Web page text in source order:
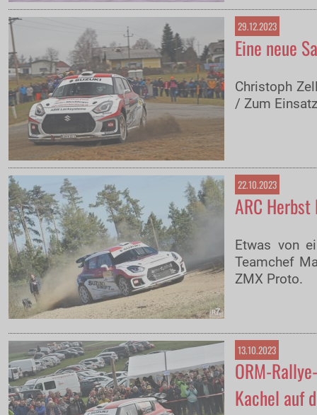
29.12.2023
Eine neue
Christoph
/ Zum
22.10.2023
ARC
Etwas von
Teamchef
ZMX Proto.
13.10.2023
ORM-
Kachel auf